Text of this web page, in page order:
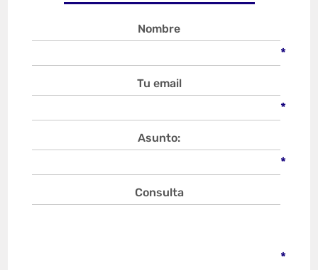
Nombre
*
Tu email
*
Asunto:
*
Consulta
*